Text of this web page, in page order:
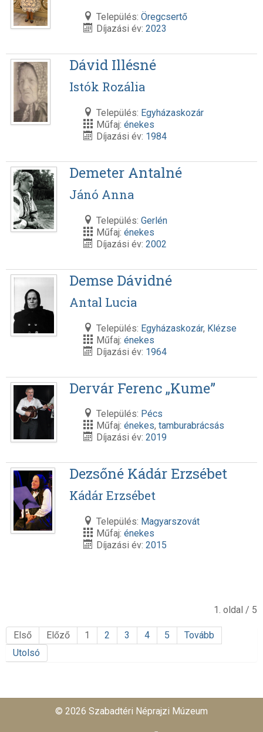
Település: Öregcsertő
Díjazási év: 2023
Dávid Illésné
Istók Rozália
Település: Egyházaskozár
Műfaj: énekes
Díjazási év: 1984
Demeter Antalné
Jánó Anna
Település: Gerlén
Műfaj: énekes
Díjazási év: 2002
Demse Dávidné
Antal Lucia
Település: Egyházaskozár, Klézse
Műfaj: énekes
Díjazási év: 1964
Dervár Ferenc „Kume”
Település: Pécs
Műfaj: énekes, tamburabrácsás
Díjazási év: 2019
Dezsőné Kádár Erzsébet
Kádár Erzsébet
Település: Magyarszovát
Műfaj: énekes
Díjazási év: 2015
1. oldal / 5
Első Előző 1 2 3 4 5
Tovább
Utolsó
© 2026 Szabadtéri Néprajzi Múzeum